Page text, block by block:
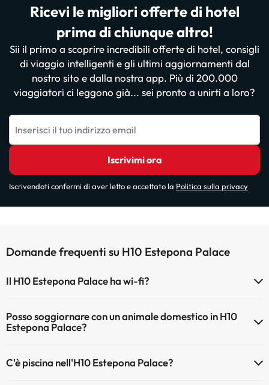
Ricevi le migliori offerte di hotel
prima di chiunque altro!
Sii il primo a scoprire incredibili offerte di hotel, consigli
di viaggio intelligenti e gli ultimi aggiornamenti dal
nostro sito e dalla nostra app. Più di 200.000
viaggiatori ci leggono già... sei pronto a unirti a loro?
Inserisci il tuo indirizzo email
Iscrivimi ora
Iscrivendoti confermi di aver letto e accettato la Politica sulla privacy
Domande frequenti su H10 Estepona Palace
Il H10 Estepona Palace ha wi-fi?
Posso soggiornare con un animale domestico in H10
Estepona Palace?
C'è piscina nell'H10 Estepona Palace?